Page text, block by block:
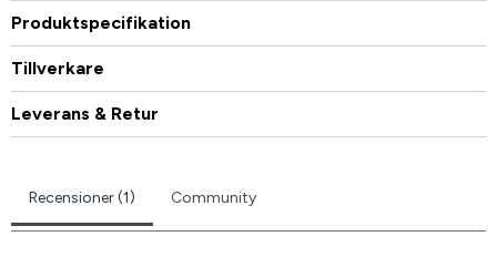
Produktspecifikation
Tillverkare
Leverans & Retur
Recensioner (1) Community